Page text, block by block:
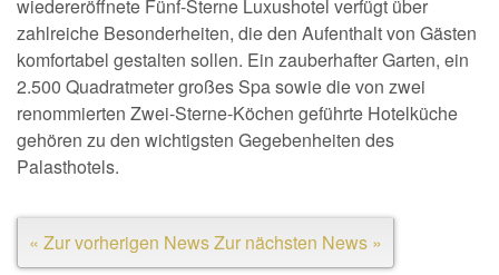
wiedereröffnete Fünf-Sterne Luxushotel verfügt über
zahlreiche Besonderheiten, die den Aufenthalt von Gästen
komfortabel gestalten sollen. Ein zauberhafter Garten, ein
2.500 Quadratmeter großes Spa sowie die von zwei
renommierten Zwei-Sterne-Köchen geführte Hotelküche
gehören zu den wichtigsten Gegebenheiten des
Palasthotels.
« Zur vorherigen NewsZur nächsten News »